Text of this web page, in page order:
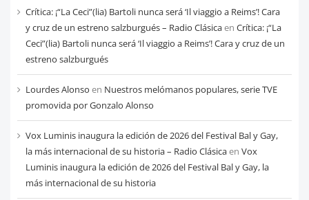
Crítica: ¡“La Ceci”(lia) Bartoli nunca será ‘Il viaggio a Reims’! Cara
y cruz de un estreno salzburgués – Radio Clásicaen Crítica: ¡“La
Ceci”(lia) Bartoli nunca será ‘Il viaggio a Reims’! Cara y cruz de un
estreno salzburgués
Lourdes Alonso en Nuestros melómanos populares, serie TVE
promovida por Gonzalo Alonso
Vox Luminis inaugura la edición de 2026 del Festival Bal y Gay,
la más internacional de su historia – Radio Clásicaen Vox
Luminis inaugura la edición de 2026 del Festival Bal y Gay, la
más internacional de su historia